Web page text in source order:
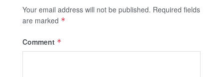
Your email address will not be published. Required fields
are marked *
Comment *